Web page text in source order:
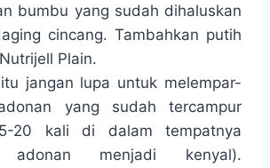
bumbu yang sudah dihaluskan
cincang. Tambahkan putih
Plain.
jangan lupa untuk melempar-
yang sudah tercampur
20 kali di dalam tempatnya
adonan menjadi kenyal).